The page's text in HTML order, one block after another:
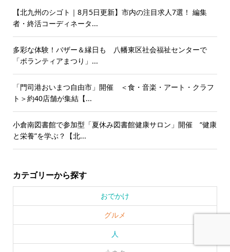
【北九州のシゴト｜8月5日更新】市内の注目求人7選！ 編集
者・終活コーディネータ...
多彩な体験！バザー＆縁日も 八幡東区社会福祉センターで
「ボランティアまつり」...
「門司港おいまつ自由市」開催 ＜食・音楽・アート・クラフ
ト＞約40店舗が集結【...
小倉南図書館で参加型「夏休み図書館健康サロン」開催 “健康
と栄養”を学ぶ？【北...
カテゴリーから探す
おでかけ
グルメ
人